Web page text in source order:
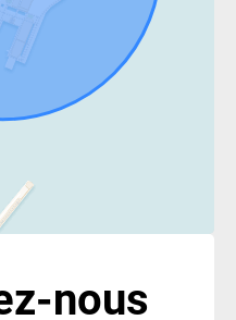
nous